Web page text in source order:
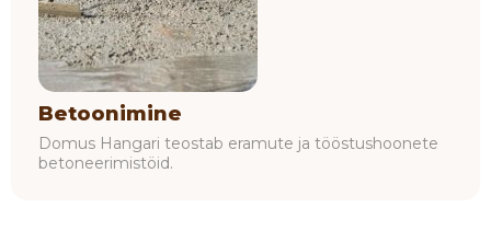
Betoonimine
Domus Hangari teostab eramute ja tööstushoonete
betoneerimistöid.